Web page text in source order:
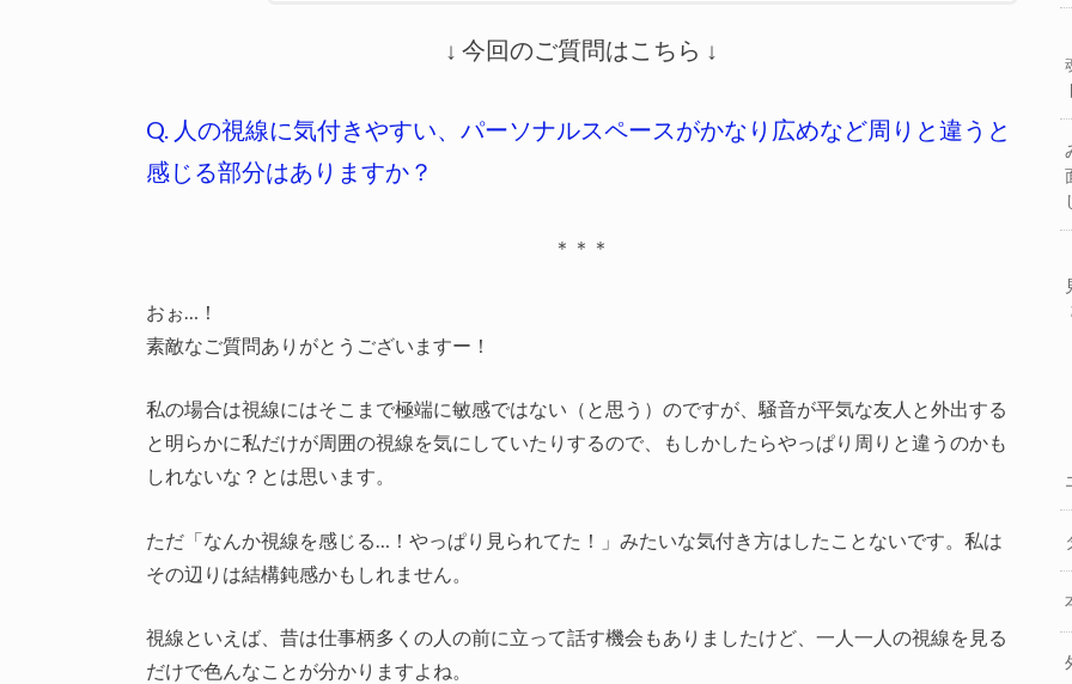
↓ 今回のご質問はこちら ↓
Q. 人の視線に気付きやすい、パーソナルスペースがかなり広めなど周りと違うと
感じる部分はありますか？
＊＊＊
おぉ…！
素敵なご質問ありがとうございますー！
私の場合は視線にはそこまで極端に敏感ではない（と思う）のですが、騒音が平気な友人と外出する
と明らかに私だけが周囲の視線を気にしていたりするので、もしかしたらやっぱり周りと違うのかも
しれないな？とは思います。
ただ「なんか視線を感じる…！やっぱり見られてた！」みたいな気付き方はしたことないです。私は
その辺りは結構鈍感かもしれません。
視線といえば、昔は仕事柄多くの人の前に立って話す機会もありましたけど、一人一人の視線を見る
だけで色んなことが分かりますよね。